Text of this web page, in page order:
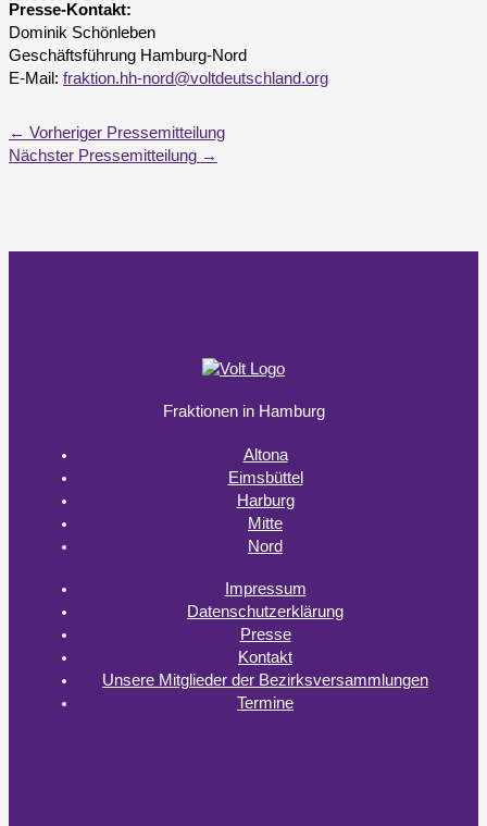
Presse-Kontakt:
Dominik Schönleben
Geschäftsführung Hamburg-Nord
E-Mail: fraktion.hh-nord@voltdeutschland.org
← Vorheriger Pressemitteilung
Nächster Pressemitteilung →
Fraktionen in Hamburg
Altona
Eimsbüttel
Harburg
Mitte
Nord
Impressum
Datenschutzerklärung
Presse
Kontakt
Unsere Mitglieder der Bezirksversammlungen
Termine